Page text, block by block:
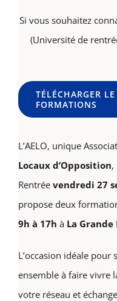
Si vous souhaitez
(Université de
TÉLÉCHARGER
FORMATIONS
L’AELO, unique
Locaux d’Opposition,
Rentrée vendredi 27
propose deux
9h à 17h à La
L’occasion idéale
ensemble à faire vivre
votre réseau et